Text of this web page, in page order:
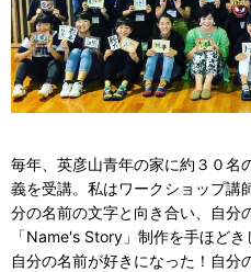
毎年、英彦山青年の家に約３０名
義を受講。私はワークショップ講
分の名前の文字と向き合い、自分
「Name's Story」制作を手ほどき
自分の名前が好きになった！自分